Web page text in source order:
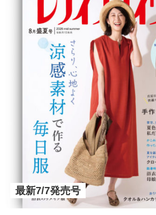
最新7/7発売号